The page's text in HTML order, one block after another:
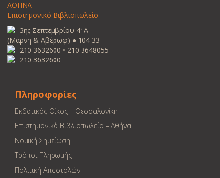
ΑΘΗΝΑ
Επιστημονικό Βιβλιοπωλείο
3ης Σεπτεμβρίου 41Α
(Μάρνη & Αβέρωφ) ● 104 33
210 3632600 • 210 3648055
210 3632600
Πληροφορίες
Εκδοτικός Οίκος – Θεσσαλονίκη
Επιστημονικό Βιβλιοπωλείο – Αθήνα
Νομική Σημείωση
Τρόποι Πληρωμής
Πολιτική Αποστολών